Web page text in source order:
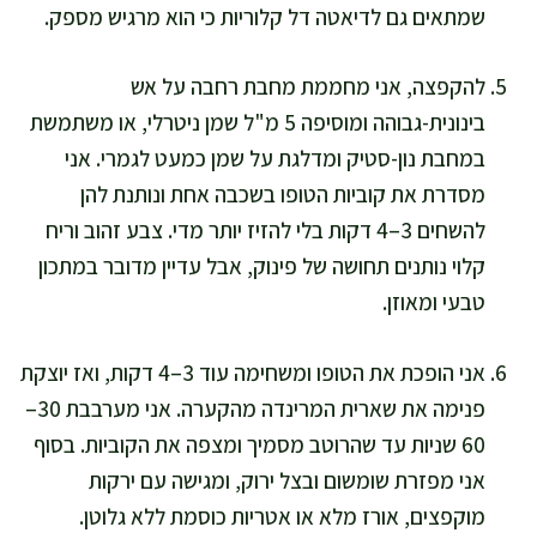
שמתאים גם לדיאטה דל קלוריות כי הוא מרגיש מספק.
להקפצה, אני מחממת מחבת רחבה על אש
בינונית-גבוהה ומוסיפה 5 מ"ל שמן ניטרלי, או משתמשת
במחבת נון-סטיק ומדלגת על שמן כמעט לגמרי. אני
מסדרת את קוביות הטופו בשכבה אחת ונותנת להן
להשחים 3–4 דקות בלי להזיז יותר מדי. צבע זהוב וריח
קלוי נותנים תחושה של פינוק, אבל עדיין מדובר במתכון
טבעי ומאוזן.
אני הופכת את הטופו ומשחימה עוד 3–4 דקות, ואז יוצקת
פנימה את שארית המרינדה מהקערה. אני מערבבת 30–
60 שניות עד שהרוטב מסמיך ומצפה את הקוביות. בסוף
אני מפזרת שומשום ובצל ירוק, ומגישה עם ירקות
מוקפצים, אורז מלא או אטריות כוסמת ללא גלוטן.